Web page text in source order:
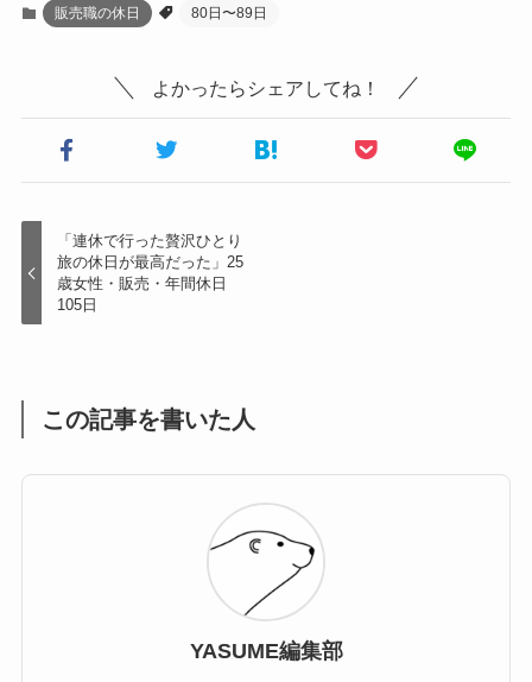
販売職の休日 80日〜89日
よかったらシェアしてね！
「連休で行った贅沢ひとり
旅の休日が最高だった」25
歳女性・販売・年間休日
105日
この記事を書いた人
YASUME編集部